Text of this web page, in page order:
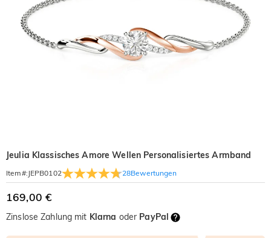
Jeulia Klassisches Amore Wellen Personalisiertes Armband
Item#: JEPB0102 28Bewertungen
169,00 €
Zinslose Zahlung mit Klarna oder PayPal